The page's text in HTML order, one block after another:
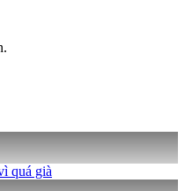
quá già